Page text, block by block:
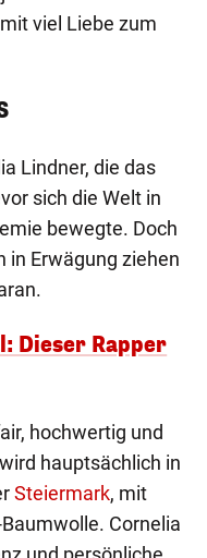
viel Liebe zum
Lindner, die das
sich die Welt in
bewegte. Doch
in Erwägung ziehen
Dieser Rapper
hochwertig und
hauptsächlich in
Steiermark, mit
Cornelia